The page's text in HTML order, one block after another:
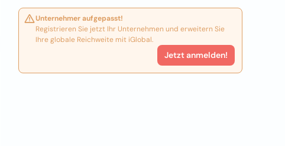
Unternehmer aufgepasst!
Registrieren Sie jetzt Ihr Unternehmen und erweitern Sie
Ihre globale Reichweite mit iGlobal.
Jetzt anmelden!